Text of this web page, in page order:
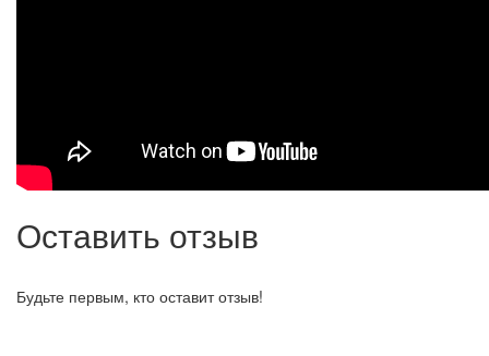
Оставить отзыв
Будьте первым, кто оставит отзыв!